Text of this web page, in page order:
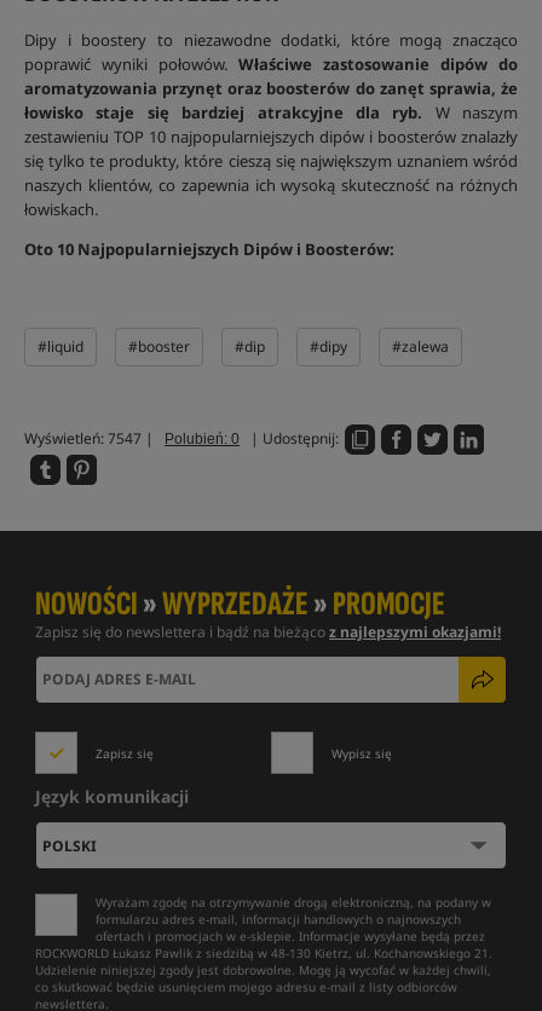
Dipy i boostery to niezawodne dodatki, które mogą znacząco
poprawić wyniki połowów. Właściwe zastosowanie dipów do
aromatyzowania przynęt oraz boosterów do zanęt sprawia, że
łowisko staje się bardziej atrakcyjne dla ryb. W naszym
zestawieniu TOP 10 najpopularniejszych dipów i boosterów znalazły
się tylko te produkty, które cieszą się największym uznaniem wśród
naszych klientów, co zapewnia ich wysoką skuteczność na różnych
łowiskach.
Oto 10 Najpopularniejszych Dipów i Boosterów:
#liquid #booster #dip #dipy #zalewa
Wyświetleń: 7547 | Polubień: 0 | Udostępnij:
NOWOŚCI»WYPRZEDAŻE»PROMOCJE
Zapisz się do newslettera i bądź na bieżącoz najlepszymi okazjami!
Zapisz się Wypisz się
Język komunikacji
Wyrażam zgodę na otrzymywanie drogą elektroniczną, na podany w
formularzu adres e-mail, informacji handlowych o najnowszych
ofertach i promocjach w e-sklepie. Informacje wysyłane będą przez
ROCKWORLD Łukasz Pawlik z siedzibą w 48-130 Kietrz, ul. Kochanowskiego 21.
Udzielenie niniejszej zgody jest dobrowolne. Mogę ją wycofać w każdej chwili,
co skutkować będzie usunięciem mojego adresu e-mail z listy odbiorców
newslettera.